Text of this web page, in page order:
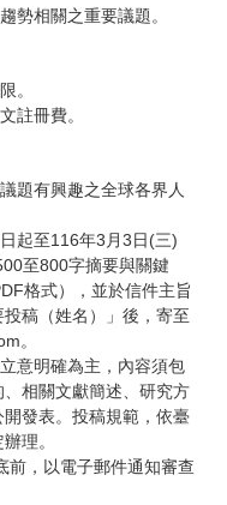
勢相關之重要議題。
。
註冊費。
題有興趣之全球各界人
起至116年3月3日(三)
至800字摘要與關鍵
格式），並於信件主旨
稿（姓名）」後，寄至
。
意明確為主，內容須包
相關文獻簡述、研究方
發表。投稿規範，依臺
理。
前，以電子郵件通知審查